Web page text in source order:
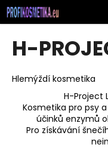
Přejít
na
obsah
H-
Hlemýždí kosmetika
H-Project
Kosmetika pro psy
účinků enzymů
Pro získávání
K
o
o